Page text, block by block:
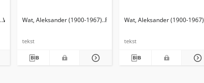
Wat, Aleksander (1900-1967)
Wat, Aleksander (1900-1967) Rutkowski, Krzysztof (1953- ) Oprac.
tekst
Wat, Aleksander (1900-1967)
tekst